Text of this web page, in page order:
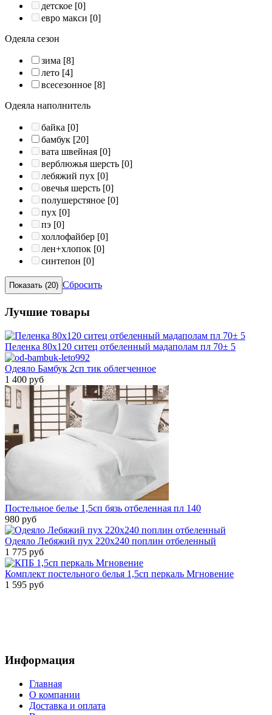
детское [0]
евро макси [0]
Одеяла сезон
зима [8]
лето [4]
всесезонное [8]
Одеяла наполнитель
байка [0]
бамбук [20]
вата швейная [0]
верблюжья шерсть [0]
лебяжий пух [0]
овечья шерсть [0]
полушерстяное [0]
пух [0]
пэ [0]
холлофайбер [0]
лен+хлопок [0]
синтепон [0]
Сбросить
Лучшие товары
Пеленка 80х120 ситец отбеленный мадаполам пл 70± 5
Одеяло Бамбук 2сп тик облегченное
1 400 руб
Постельное белье 1,5сп бязь отбеленная пл 140
980 руб
Одеяло Лебяжий пух 220х240 поплин отбеленный
1 775 руб
Комплект постельного белья 1,5сп перкаль Мгновение
1 595 руб
Информация
Главная
О компании
Доставка и оплата